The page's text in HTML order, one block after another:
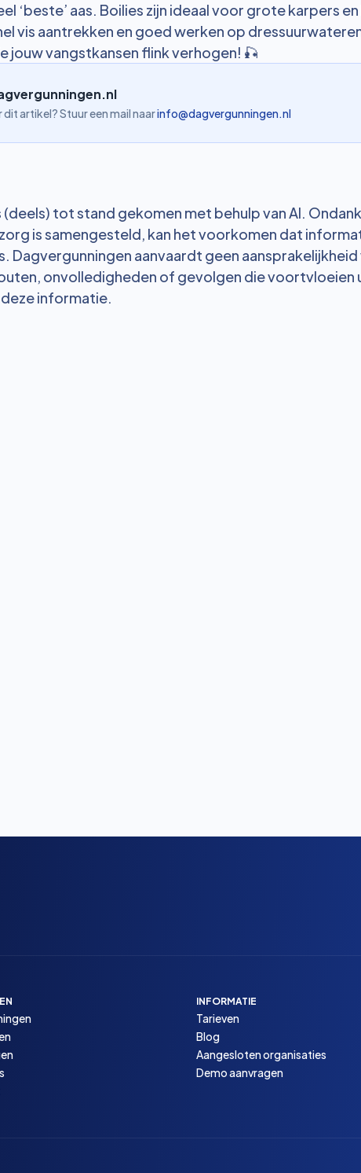
‘beste’ aas. Boilies zijn ideaal voor grote karpers
vis aantrekken en goed werken op
jouw vangstkansen flink verhogen! 🎣
dit artikel? Stuur een mail naarinfo@dagvergunningen.nl
(deels) tot stand gekomen met behulp van AI.
is samengesteld, kan het voorkomen dat
Dagvergunningen aanvaardt geen
onvolledigheden of gevolgen die voortvloeien
informatie.
INFORMATIE
Tarieven
Blog
Aangesloten organisaties
Demo aanvragen